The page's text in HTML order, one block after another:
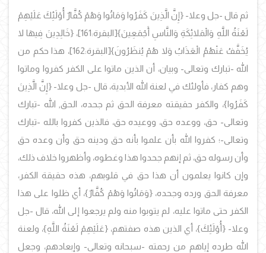
ثم قال -جل وعلا- {إِنَّ الَّذِينَ كَفَرُوا وَمَاتُوا وَهُمْ كُفَّارٌ أُوْلَئِكَ عَلَيْهِمْ
لَعْنَةُ اللَّهِ وَالْمَلائِكَةِ وَالنَّاسِ أَجْمَعِينَ}[البقرة:161]،
{خَالِدِينَ فِيهَا لا
يُخَفَّفُ عَنْهُمُ الْعَذَابُ وَلا هُمْ يُنظَرُونَ}
[البقرة:162]، هذا حكم من
الله -تبارك وتعالى- وبيان، أن الذين ماتوا على الكفر كفروا وماتوا
وهم كفار، فأولئك في لعنة الله الأبدية، قال -جل وعلا- {إِنَّ الَّذِينَ
كَفَرُوا}، والكفر حقيقته معرفة الحق ثم جحده، الحق, الله -تبارك
وتعالى- حق، ووعده حق، ووعيده حق، فالذين كفروا بالله -تبارك
وتعالى-؛ كفروا الله بأن علموا بأنه حق ودينه حق وأن وعده حق
وأن رسوله حق، ثم إنهم جحدوا هذا وغطوه، وأظهروا خلاف ذلك،
وإن كانوا يعلمون أن هذا حق في قلوبهم، هذه حقيقة الكفر،
معرفة الحق ورده وجحده، {وَمَاتُوا وَهُمْ كُفَّارٌ}، أي ظلوا على هذا
الكفر حتى ماتوا عليه، لم يتوبوا منه ولم يرجعوا إلى الله، قال -جل
وعلا- {أُوْلَئِكَ}، أي الذين هذه صفتهم، {عَلَيْهِمْ لَعْنَةُ اللَّهِ}، ولعنة
الله طرده إياهم من رحمته -سبحانه وتعالى- وإبعادهم، وجعل